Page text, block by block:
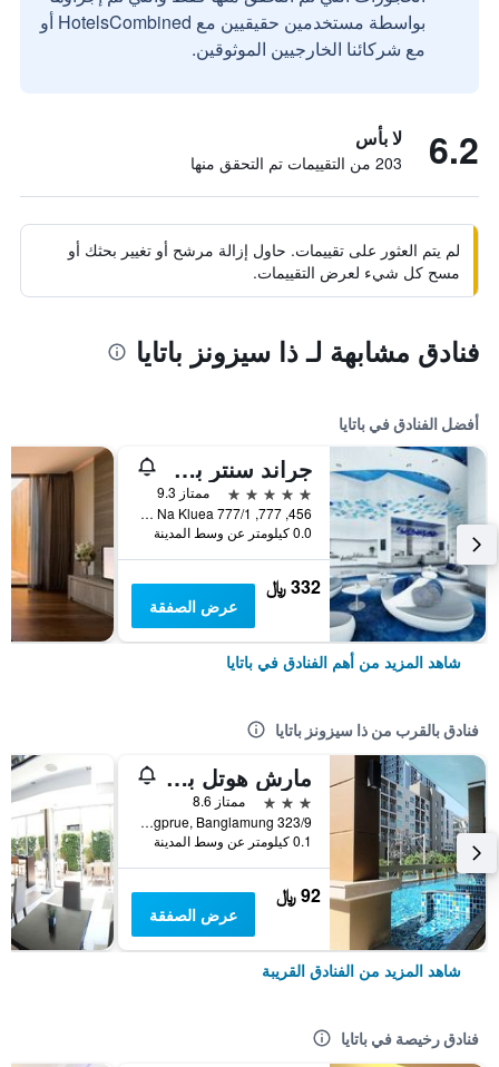
بواسطة مستخدمين حقيقيين مع HotelsCombined أو
مع شركائنا الخارجيين الموثوقين.
6.2 لا بأس
203 من التقييمات تم التحقق منها
لم يتم العثور على تقييمات. حاول إزالة مرشح أو تغيير بحثك أو
مسح كل شيء لعرض التقييمات.
فنادق مشابهة لـ ذا سيزونز باتايا
أفضل الفنادق في باتايا
جراند سنتر بوينت باتايا
5 نجوم
ممتاز 9.3
456, 777, 777/1 M.6 Na Kluea, باتايا, تايلاند
0.0 كيلومتر عن وسط المدينة
332 ﷼
عرض الصفقة
شاهد المزيد من أهم الفنادق في باتايا
فنادق بالقرب من ذا سيزونز باتايا
مارش هوتل باتايا
3 نجوم
ممتاز 8.6
323/9 Moo 9, Nongprue, Banglamung, باتايا, تايلاند
0.1 كيلومتر عن وسط المدينة
92 ﷼
عرض الصفقة
شاهد المزيد من الفنادق القريبة
فنادق رخيصة في باتايا